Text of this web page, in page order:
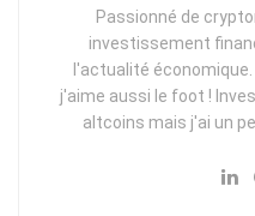
Passionné de
investissement
l'actualité
j'aime aussi le foot !
altcoins mais j'ai un